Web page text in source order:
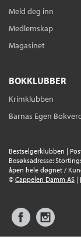
Meld deg inn
Medlemskap
Magasinet
BOKKLUBBER
Krimklubben
Barnas Egen
Bestselgerklubben |
Besøksadresse:
åpen hele døgnet /
© Cappelen Damm AS |
Facebook